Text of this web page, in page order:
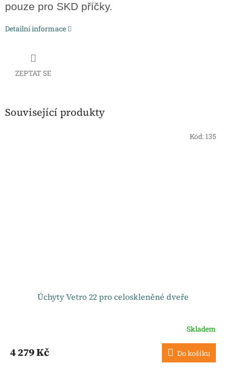
pouze pro SKD příčky.
Detailní informace
ZEPTAT SE
Související produkty
Úchyty Vetro 22 pro celoskleněné dveře
Skladem
4 279 Kč Do košíku
Kód: 135